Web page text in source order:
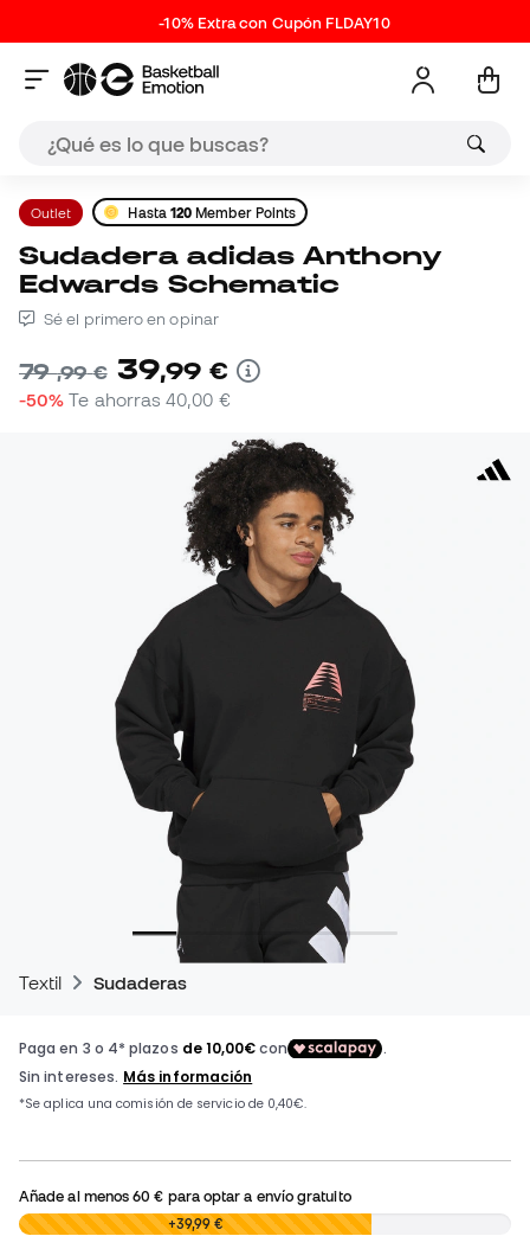
-10% Extra con Cupón FLDAY10
Outlet Hasta 120 Member Points
Sudadera adidas Anthony
Edwards Schematic
Sé el primero en opinar
79,99 € 39,99 €
-50% Te ahorras40,00 €
Textil Sudaderas
Añade al menos60 € para optar a envío gratuito
0,00 € +39,99 €